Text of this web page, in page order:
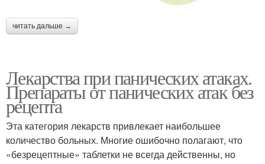
читать дальше →
Лекарства при панических атаках.
Препараты от панических атак без
рецепта
Эта категория лекарств привлекает наибольшее
количество больных. Многие ошибочно полагают, что
«безрецептные» таблетки не всегда действенны, но